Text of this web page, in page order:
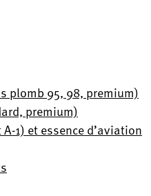
plomb 95, 98, premium)
premium)
A-1) et essence d’aviation